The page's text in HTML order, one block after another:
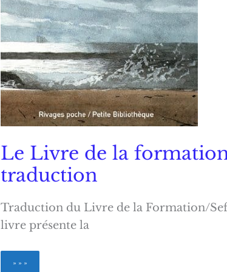
Le Livre de la
traduction
Traduction du Livre de la Formation/
livre présente la
Le
» » »